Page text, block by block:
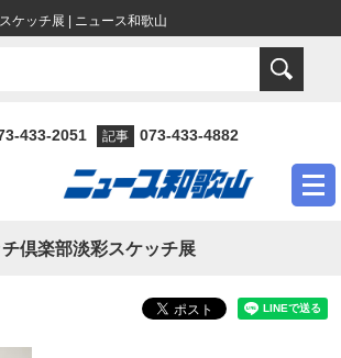
ケッチ展 | ニュース和歌山
433-2051 記事 073-433-4882
チ倶楽部淡彩スケッチ展